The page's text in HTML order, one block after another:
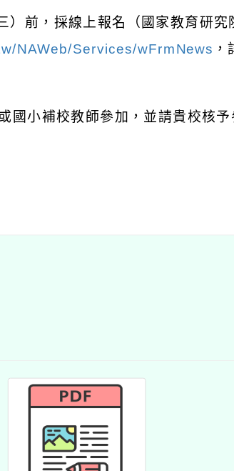
）前，採線上報名（國家教育研究
NAWeb/Services/wFrmNews
國小補校教師參加，並請貴校核予